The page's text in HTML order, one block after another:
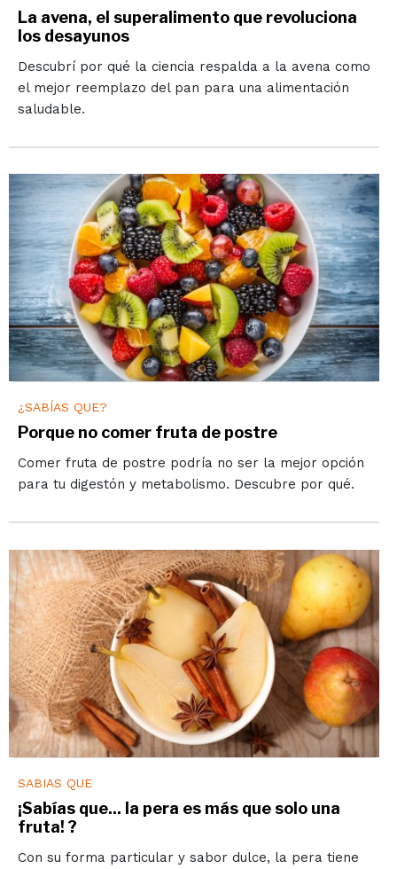
La avena, el superalimento que revoluciona
los desayunos
Descubrí por qué la ciencia respalda a la avena como
el mejor reemplazo del pan para una alimentación
saludable.
¿SABÍAS QUE?
Porque no comer fruta de postre
Comer fruta de postre podría no ser la mejor opción
para tu digestón y metabolismo. Descubre por qué.
SABIAS QUE
¡Sabías que... la pera es más que solo una
fruta! ?
Con su forma particular y sabor dulce, la pera tiene